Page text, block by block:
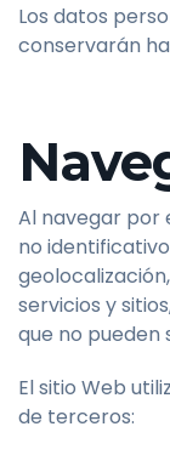
Los datos
conservarán
Al navegar por
no
servicios y
que no pueden
El sitio Web
de terceros: